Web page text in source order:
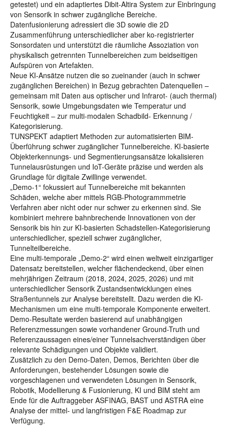
getestet) und ein adaptiertes Dibit-Altira System zur Einbringung
von Sensorik in schwer zugängliche Bereiche.
Datenfusionierung adressiert die 3D sowie die 2D
Zusammenführung unterschiedlicher aber ko-registrierter
Sonsordaten und unterstützt die räumliche Assoziation von
physikalisch getrennten Tunnelbereichen zum beidseitigen
Aufspüren von Artefakten.
Neue KI-Ansätze nutzen die so zueinander (auch in schwer
zugänglichen Bereichen) in Bezug gebrachten Datenquellen –
gemeinsam mit Daten aus optischer und Infrarot- (auch thermal)
Sensorik, sowie Umgebungsdaten wie Temperatur und
Feuchtigkeit – zur multi-modalen Schadbild- Erkennung /
Kategorisierung.
TUNSPEKT adaptiert Methoden zur automatisierten BIM-
Überführung schwer zugänglicher Tunnelbereiche. KI-basierte
Objekterkennungs- und Segmentierungsansätze lokalisieren
Tunnelausrüstungen und IoT-Geräte präzise und werden als
Grundlage für digitale Zwillinge verwendet.
„Demo-1“ fokussiert auf Tunnelbereiche mit bekannten
Schäden, welche aber mittels RGB-Photogrammmetrie
Verfahren aber nicht oder nur schwer zu erkennen sind. Sie
kombiniert mehrere bahnbrechende Innovationen von der
Sensorik bis hin zur KI-basierten Schadstellen-Kategorisierung
unterschiedlicher, speziell schwer zugänglicher,
Tunnelteilbereiche.
Eine multi-temporale „Demo-2“ wird einen weltweit einzigartiger
Datensatz bereitstellen, welcher flächendeckend, über einen
mehrjährigen Zeitraum (2018, 2024, 2025, 2026) und mit
unterschiedlicher Sensorik Zustandsentwicklungen eines
Straßentunnels zur Analyse bereitstellt. Dazu werden die KI-
Mechanismen um eine multi-temporale Komponente erweitert.
Demo-Resultate werden basierend auf unabhängigen
Referenzmessungen sowie vorhandener Ground-Truth und
Referenzaussagen eines/einer Tunnelsachverständigen über
relevante Schädigungen und Objekte validiert.
Zusätzlich zu den Demo-Daten, Demos, Berichten über die
Anforderungen, bestehender Lösungen sowie die
vorgeschlagenen und verwendeten Lösungen in Sensorik,
Robotik, Modellierung & Fusionierung, KI und BIM steht am
Ende für die Auftraggeber ASFINAG, BAST und ASTRA eine
Analyse der mittel- und langfristigen F&E Roadmap zur
Verfügung.